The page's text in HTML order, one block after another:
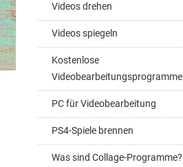
Videos drehen
Videos spiegeln
Kostenlose
Videobearbeitungsprogramme
PC für Videobearbeitung
PS4-Spiele brennen
Was sind Collage-Programme?